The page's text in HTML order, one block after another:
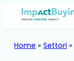
Home » Settori »